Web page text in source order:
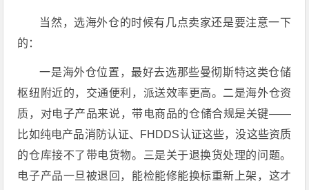
当然，选海外仓的时候有几点卖家还是要注意一下
的：
一是海外仓位置，最好去选那些曼彻斯特这类仓储
枢纽附近的，交通便利，派送效率更高。二是海外仓资
质，对电子产品来说，带电商品的仓储合规是关键——
比如纯电产品消防认证、FHDDS认证这些，没这些资质
的仓库接不了带电货物。三是关于退换货处理的问题。
电子产品一旦被退回，能检能修能换标重新上架，这才